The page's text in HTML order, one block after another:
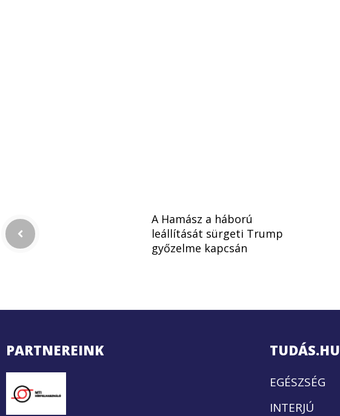
A Hamász a háború
leállítását sürgeti Trump
győzelme kapcsán
PARTNEREINK TUDÁS.HU
EGÉSZSÉG
INTERJÚ